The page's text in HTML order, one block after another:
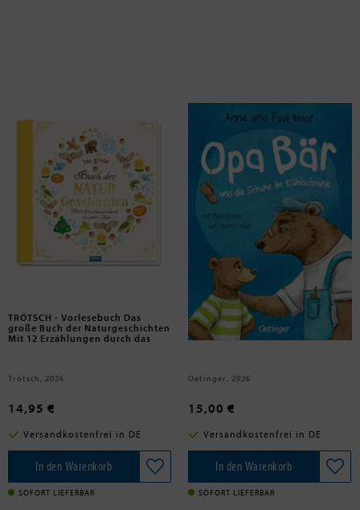
TRÖTSCH - Vorlesebuch Das
große Buch der Naturgeschichten
Mit 12 Erzählungen durch das
Trötsch, 2026
14,95 €
Versandkostenfrei in DE
In den Warenkorb
SOFORT LIEFERBAR
Maar, Paul; Maar, Anne
Opa Bär und die Schuhe im
Kühlschrank
Oetinger, 2026
15,00 €
Versandkostenfrei in DE
In den Warenkorb
SOFORT LIEFERBAR